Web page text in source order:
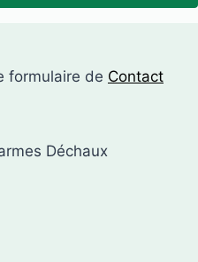
formulaire de Contact
Déchaux